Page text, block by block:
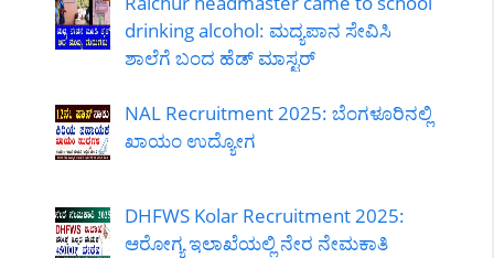
drinking alcohol: ಮದ್ಯಪಾನ ಸೇವಿಸಿ
ಶಾಲೆಗೆ ಬಂದ ಹೆಡ್ ಮಾಸ್ಟರ್
NAL Recruitment 2025: ಬೆಂಗಳೂರಿನಲ್ಲಿ
ಖಾಯಂ ಉದ್ಯೋಗ
DHFWS Kolar Recruitment 2025:
ಆರೋಗ್ಯ ಇಲಾಖೆಯಲ್ಲಿ ನೇರ ನೇಮಕಾತಿ